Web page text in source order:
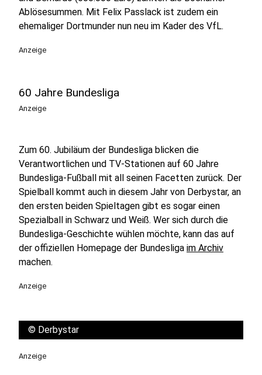
Ablösesummen. Mit Felix Passlack ist zudem ein
ehemaliger Dortmunder nun neu im Kader des VfL.
Anzeige
60 Jahre Bundesliga
Anzeige
Zum 60. Jubiläum der Bundesliga blicken die
Verantwortlichen und TV-Stationen auf 60 Jahre
Bundesliga-Fußball mit all seinen Facetten zurück. Der
Spielball kommt auch in diesem Jahr von Derbystar, an
den ersten beiden Spieltagen gibt es sogar einen
Spezialball in Schwarz und Weiß. Wer sich durch die
Bundesliga-Geschichte wühlen möchte, kann das auf
der offiziellen Homepage der Bundesliga im Archiv
machen.
Anzeige
© Derbystar
Anzeige